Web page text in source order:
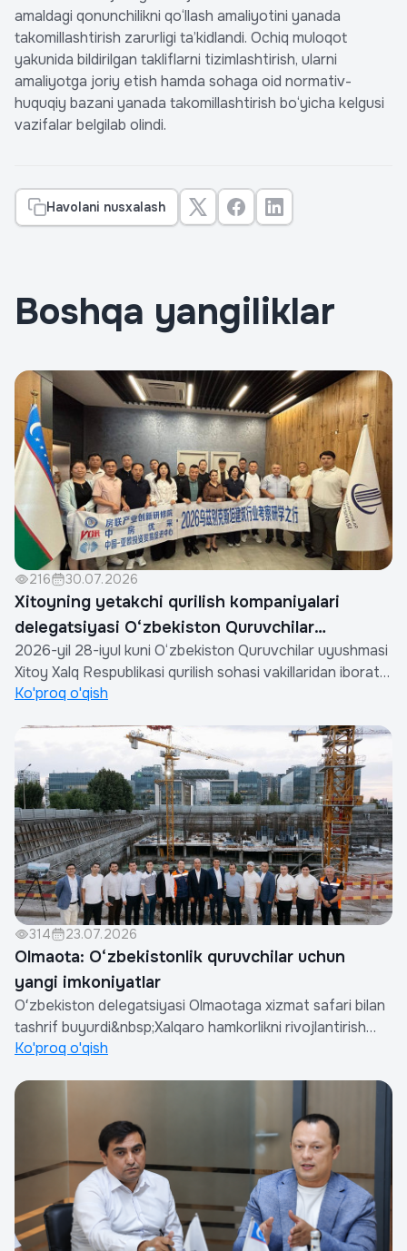
amaldagi qonunchilikni qo‘llash amaliyotini yanada
takomillashtirish zarurligi ta’kidlandi. Ochiq muloqot
yakunida bildirilgan takliflarni tizimlashtirish, ularni
amaliyotga joriy etish hamda sohaga oid normativ-
huquqiy bazani yanada takomillashtirish bo‘yicha kelgusi
vazifalar belgilab olindi.
Havolani nusxalash
Boshqa yangiliklar
216 30.07.2026
Xitoyning yetakchi qurilish kompaniyalari
delegatsiyasi O‘zbekiston Quruvchilar
uyushushiga rasmiy tashrif buyurdi
2026-yil 28-iyul kuni O‘zbekiston Quruvchilar uyushmasi
Xitoy Xalq Respublikasi qurilish sohasi vakillaridan iborat
rasmiy delegatsiyani qabul qildi.Tashrif Shinjan Yevrosiyo
Xitoy Ko‘chmas mulk assotsiatsiyasi hamkorligida tashkil
etildi.Uchr...
Ko'proq o'qish
314 23.07.2026
Olmaota: O‘zbekistonlik quruvchilar uchun
yangi imkoniyatlar
Oʻzbekiston delegatsiyasi Olmaotaga xizmat safari bilan
tashrif buyurdi&nbsp;Xalqaro hamkorlikni rivojlantirish
hamda o‘zbekistonlik qurilish kompaniyalarining qurilish
Oʻzbekiston delegatsiyasi Qozogʻiston Respublikasining
Ko'proq o'qish